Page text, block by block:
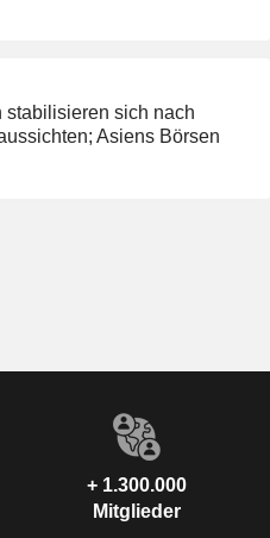
sich nach
Asiens Börsen
+ 1.300.000
Mitglieder